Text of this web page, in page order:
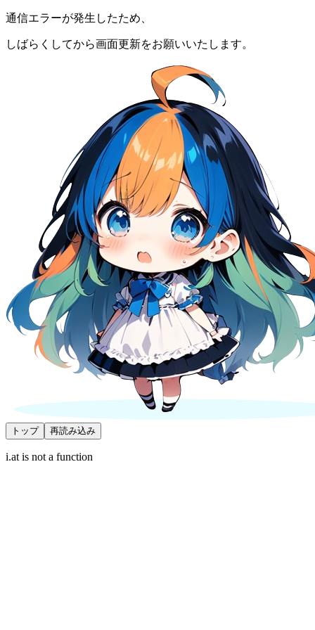
通信エラーが発生したため、
しばらくしてから画面更新をお願いいたします。
トップ 再読み込み
i.at is not a function